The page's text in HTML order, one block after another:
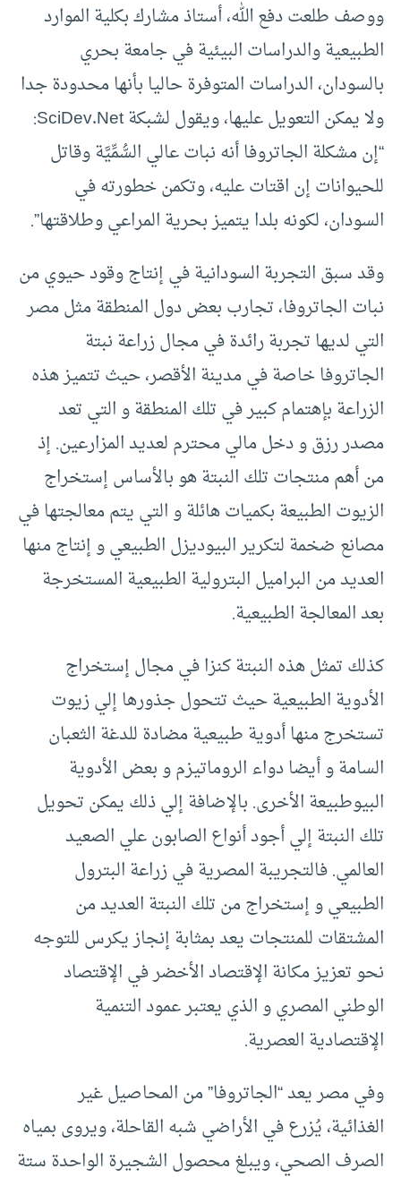
ووصف طلعت دفع الله، أستاذ مشارك بكلية الموارد
الطبيعية والدراسات البيئية في جامعة بحري
بالسودان، الدراسات المتوفرة حاليا بأنها محدودة جدا
ولا يمكن التعويل عليها، ويقول لشبكة SciDev.Net:
“إن مشكلة الجاتروفا أنه نبات عالي السُّمِّيَّة وقاتل
للحيوانات إن اقتات عليه، وتكمن خطورته في
السودان، لكونه بلدا يتميز بحرية المراعي وطلاقتها”.
وقد سبق التجربة السودانية في إنتاج وقود حيوي من
نبات الجاتروفا، تجارب بعض دول المنطقة مثل مصر
التي لديها تجربة رائدة في مجال زراعة نبتة
الجاتروفا خاصة في مدينة الأقصر، حيث تتميز هذه
الزراعة بإهتمام كبير في تلك المنطقة و التي تعد
مصدر رزق و دخل مالي محترم لعديد المزارعين. إذ
من أهم منتجات تلك النبتة هو بالأساس إستخراج
الزيوت الطبيعة بكميات هائلة و التي يتم معالجتها في
مصانع ضخمة لتكرير البيوديزل الطبيعي و إنتاج منها
العديد من البراميل البترولية الطبيعية المستخرجة
بعد المعالجة الطبيعية.
كذلك تمثل هذه النبتة كنزا في مجال إستخراج
الأدوية الطبيعية حيث تتحول جذورها إلي زيوت
تستخرج منها أدوية طبيعية مضادة للدغة الثعبان
السامة و أيضا دواء الروماتيزم و بعض الأدوية
البيوطبيعة الأخرى. بالإضافة إلي ذلك يمكن تحويل
تلك النبتة إلي أجود أنواع الصابون علي الصعيد
العالمي. فالتجريبة المصرية في زراعة البترول
الطبيعي و إستخراج من تلك النبتة العديد من
المشتقات للمنتجات يعد بمثابة إنجاز يكرس للتوجه
نحو تعزيز مكانة الإقتصاد الأخضر في الإقتصاد
الوطني المصري و الذي يعتبر عمود التنمية
الإقتصادية العصرية.
وفي مصر يعد “الجاتروفا” من المحاصيل غير
الغذائية، يُزرع في الأراضي شبه القاحلة، ويروى بمياه
الصرف الصحي، ويبلغ محصول الشجيرة الواحدة ستة